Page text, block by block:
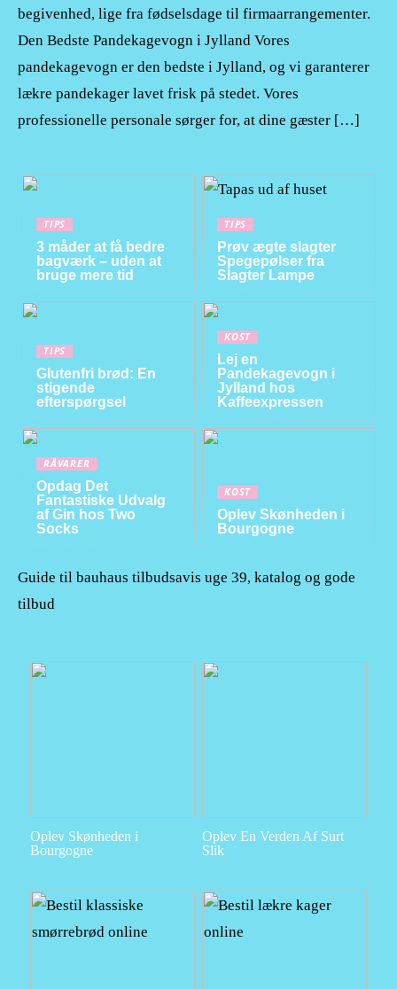
begivenhed, lige fra fødselsdage til firmaarrangementer.
Den Bedste Pandekagevogn i Jylland Vores
pandekagevogn er den bedste i Jylland, og vi garanterer
lækre pandekager lavet frisk på stedet. Vores
professionelle personale sørger for, at dine gæster […]
TIPS
3 måder at få bedre
bagværk – uden at
bruge mere tid
TIPS
Prøv ægte slagter
Spegepølser fra
Slagter Lampe
TIPS
Glutenfri brød: En
stigende
efterspørgsel
KOST
Lej en
Pandekagevogn i
Jylland hos
Kaffeexpressen
RÅVARER
Opdag Det
Fantastiske Udvalg
af Gin hos Two
Socks
KOST
Oplev Skønheden i
Bourgogne
Guide til bauhaus tilbudsavis uge 39, katalog og gode
tilbud
Oplev Skønheden i
Bourgogne
Oplev En Verden Af Surt
Slik